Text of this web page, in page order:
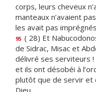
corps, leurs cheveux
manteaux n’avaient
les avait pas
95 ( 28) Et
de Sidrac, Misac et
délivré ses serviteurs !
et ils ont désobéi à
plutôt que de servir et
Dieu.